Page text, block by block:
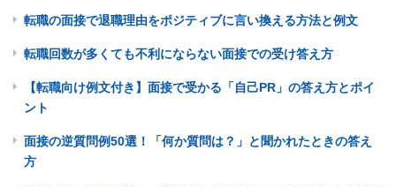
転職の面接で退職理由をポジティブに言い換える方法と例文
転職回数が多くても不利にならない面接での受け答え方
【転職向け例文付き】面接で受かる「自己PR」の答え方とポイ
ント
面接の逆質問例50選！「何か質問は？」と聞かれたときの答え
方